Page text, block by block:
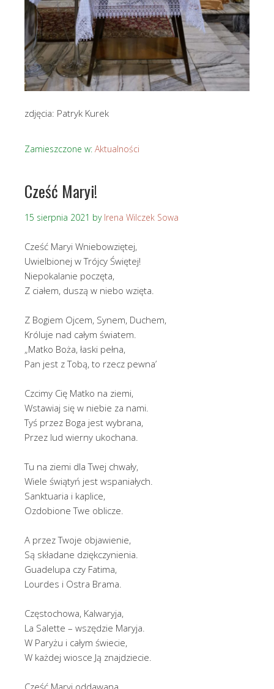
zdjęcia: Patryk Kurek
Zamieszczone w: Aktualności
Cześć Maryi!
15 sierpnia 2021 by Irena Wilczek Sowa
Cześć Maryi Wniebowziętej,
Uwielbionej w Trójcy Świętej!
Niepokalanie poczęta,
Z ciałem, duszą w niebo wzięta.
Z Bogiem Ojcem, Synem, Duchem,
Króluje nad całym światem.
„Matko Boża, łaski pełna,
Pan jest z Tobą, to rzecz pewna’
Czcimy Cię Matko na ziemi,
Wstawiaj się w niebie za nami.
Tyś przez Boga jest wybrana,
Przez lud wierny ukochana.
Tu na ziemi dla Twej chwały,
Wiele świątyń jest wspaniałych.
Sanktuaria i kaplice,
Ozdobione Twe oblicze.
A przez Twoje objawienie,
Są składane dziękczynienia.
Guadelupa czy Fatima,
Lourdes i Ostra Brama.
Częstochowa, Kalwaryja,
La Salette – wszędzie Maryja.
W Paryżu i całym świecie,
W każdej wiosce Ją znajdziecie.